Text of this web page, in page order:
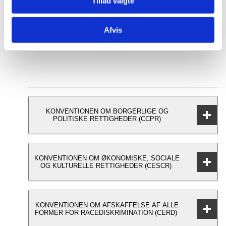
Afvis
Nedenfor kan du se, hvornår Danmark sidst blev
eksamineret af de enkelte komitéer, samt finde
relevante dokumenter til hver eksamination.
KONVENTIONEN OM BORGERLIGE OG
POLITISKE RETTIGHEDER (CCPR)
Eksaminerende organ
Human Rights Committee
Relevante dokumenter
Danmarks seneste rapport/State Party's
KONVENTIONEN OM ØKONOMISKE, SOCIALE
OG KULTURELLE RETTIGHEDER (CESCR)
Eksaminerende organ
Committee on Economic, Social and
KONVENTIONEN OM AFSKAFFELSE AF ALLE
FORMER FOR RACEDISKRIMINATION (CERD)